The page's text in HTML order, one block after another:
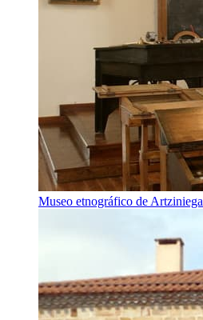
Museo etnográfico de Artziniega